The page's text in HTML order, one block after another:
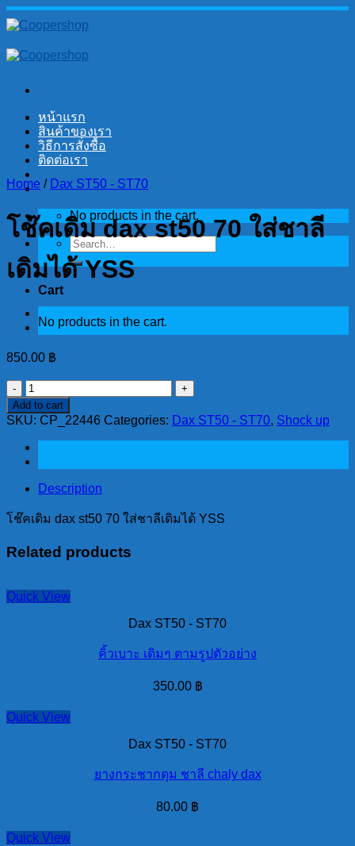
Skip
to
หน้าแรก
สินค้าของเรา
วิธีการสั่งซื้อ
ติดต่อเรา
No products in the cart.
Search
for:
Cart
No products in the cart.
Home / Dax ST50 - ST70
โช๊คเดิม dax st50 70 ใส่ชาลี
เดิมได้ YSS
850.00 ฿
โช๊ค
เดิม
dax
st50
70
ใส่
ชา
ได้
Add to cart
SKU: CP_22446 Categories: Dax ST50 - ST70, Shock up
Description
โช๊คเดิม dax st50 70 ใส่ชาลีเดิมได้ YSS
Related products
Quick View
Dax ST50 - ST70
คิ้วเบาะ เดิมๆ ตามรูปตัวอย่าง
350.00 ฿
Quick View
Dax ST50 - ST70
ยางกระชากดุม ชาลี chaly dax
80.00 ฿
Quick View